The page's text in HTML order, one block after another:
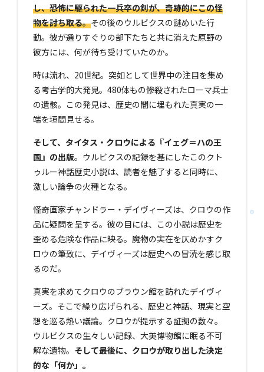
し、恐怖に駆られた一兵卒の剣が、奇跡的にこの怪
物を討ち取る。その後のウルビクスの謎めいた行
動。彼が選りすぐりの部下たちと共に消えた原野の
彼方には、何が待ち受けていたのか。
時は流れ、20世紀。突如として世界中の注目を集め
る考古学的大発見。480体もの惨殺されたローマ兵士
の遺骸。この発見は、歴史の闇に埋もれた真実の一
端を垣間見せる。
そして、タイタス・クロウによる『イェグ＝ハの王
国』の出版。ウルビクスの記録を基にしたこのクト
ゥルー神話歴史小説は、読者を魅了すると同時に、
激しい論争の火種となる。
怪奇画家チャンドラー・デイヴィーズは、クロウの作
品に疑問を呈する。彼の目には、この小説は歴史を
歪める危険な作品に映る。魔物の実在を仄めかすク
ロウの筆致に、デイヴィーズは歴史への冒涜を感じ取
るのだ。
真実を求めてクロウのブラウン館を訪れたデイヴィ
ーズ。そこで繰り広げられる、歴史と神話、現実と空
想を巡る熱い議論。クロウが提示する証拠の数々。
ウルビクスの生々しい記録、大英博物館に眠る不可
解な遺物。 そして最後に、クロウが取り出した決定
的な「何か」。